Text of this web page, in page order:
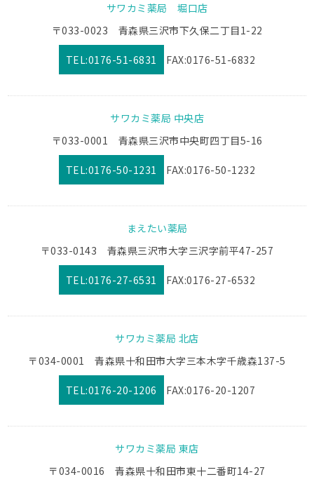
サワカミ薬局 堀口店
〒033-0023 青森県三沢市下久保二丁目1-22
TEL:0176-51-6831 FAX:0176-51-6832
サワカミ薬局 中央店
〒033-0001 青森県三沢市中央町四丁目5-16
TEL:0176-50-1231 FAX:0176-50-1232
まえたい薬局
〒033-0143 青森県三沢市大字三沢字前平47-257
TEL:0176-27-6531 FAX:0176-27-6532
サワカミ薬局 北店
〒034-0001 青森県十和田市大字三本木字千歳森137-5
TEL:0176-20-1206 FAX:0176-20-1207
サワカミ薬局 東店
〒034-0016 青森県十和田市東十二番町14-27